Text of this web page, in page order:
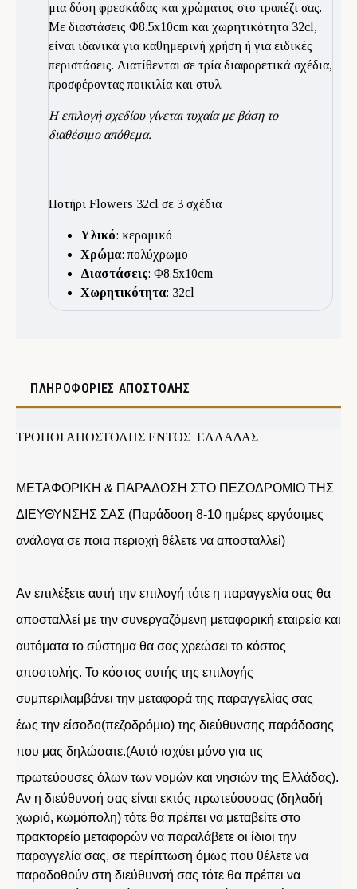
μια δόση φρεσκάδας και χρώματος στο τραπέζι σας.
Με διαστάσεις Φ8.5x10cm και χωρητικότητα 32cl,
είναι ιδανικά για καθημερινή χρήση ή για ειδικές
περιστάσεις. Διατίθενται σε τρία διαφορετικά σχέδια,
προσφέροντας ποικιλία και στυλ.
Η επιλογή σχεδίου γίνεται τυχαία με βάση το
διαθέσιμο απόθεμα.
Ποτήρι Flowers 32cl σε 3 σχέδια
Υλικό: κεραμικό
Χρώμα: πολύχρωμο
Διαστάσεις: Φ8.5x10cm
Χωρητικότητα: 32cl
ΠΛΗΡΟΦΟΡΊΕΣ ΑΠΟΣΤΟΛΉΣ
ΤΡΟΠΟΙ ΑΠΟΣΤΟΛΗΣ ΕΝΤΟΣ ΕΛΛΑΔΑΣ
ΜΕΤΑΦΟΡΙΚΗ & ΠΑΡΑΔΟΣΗ ΣΤΟ ΠΕΖΟΔΡΟΜΙΟ ΤΗΣ
ΔΙΕΥΘΥΝΣΗΣ ΣΑΣ (Παράδοση 8-10 ημέρες εργάσιμες
ανάλογα σε ποια περιοχή θέλετε να αποσταλλεί)
Αν επιλέξετε αυτή την επιλογή τότε η παραγγελία σας θα
αποσταλλεί με την συνεργαζόμενη μεταφορική εταιρεία και
αυτόματα το σύστημα θα σας χρεώσει το κόστος
αποστολής. Το κόστος αυτής της επιλογής
συμπεριλαμβάνει την μεταφορά της παραγγελίας σας
έως την είσοδο(πεζοδρόμιο) της διεύθυνσης παράδοσης
που μας δηλώσατε.(Αυτό ισχύει μόνο για τις
πρωτεύουσες όλων των νομών και νησιών της Ελλάδας).
Αν η διεύθυνσή σας είναι εκτός πρωτεύουσας (δηλαδή
χωριό, κωμόπολη) τότε θα πρέπει να μεταβείτε στο
πρακτορείο μεταφορών να παραλάβετε οι ίδιοι την
παραγγελία σας, σε περίπτωση όμως που θέλετε να
παραδοθούν στη διεύθυνσή σας τότε θα πρέπει να